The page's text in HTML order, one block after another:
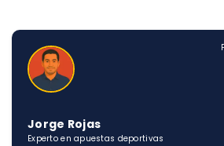
Jorge Rojas
Experto en apuestas deportivas